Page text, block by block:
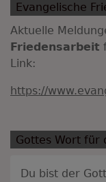
Evangelische
Aktuelle
Friedensarbeit
Link:
https://
Gottes Wort für
Du bist der